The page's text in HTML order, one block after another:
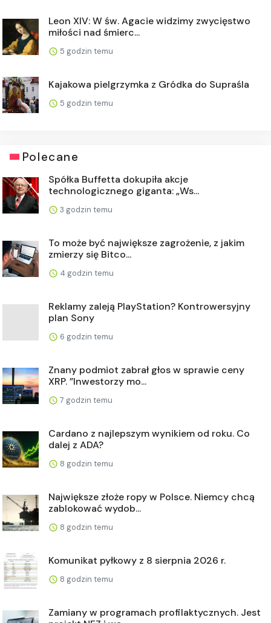
Leon XIV: W św. Agacie widzimy zwycięstwo
miłości nad śmierc...
5 godzin temu
Kajakowa pielgrzymka z Gródka do Supraśla
5 godzin temu
Polecane
Spółka Buffetta dokupiła akcje
technologicznego giganta: „Ws...
3 godzin temu
To może być największe zagrożenie, z jakim
zmierzy się Bitco...
4 godzin temu
Reklamy zaleją PlayStation? Kontrowersyjny
plan Sony
6 godzin temu
Znany podmiot zabrał głos w sprawie ceny
XRP. ”Inwestorzy mo...
7 godzin temu
Cardano z najlepszym wynikiem od roku. Co
dalej z ADA?
8 godzin temu
Największe złoże ropy w Polsce. Niemcy chcą
zablokować wydob...
8 godzin temu
Komunikat pyłkowy z 8 sierpnia 2026 r.
8 godzin temu
Zamiany w programach profilaktycznych. Jest